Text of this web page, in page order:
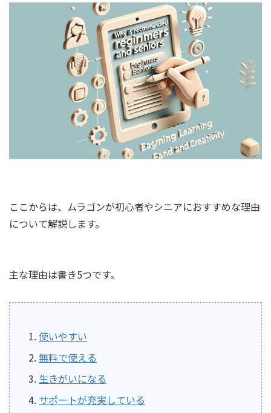
ここからは、ムラゴンが初心者やシニアにおすすめな理由
について解説します。
主な理由は書き5つです。
使いやすい
無料で使える
生きがいになる
サポートが充実している